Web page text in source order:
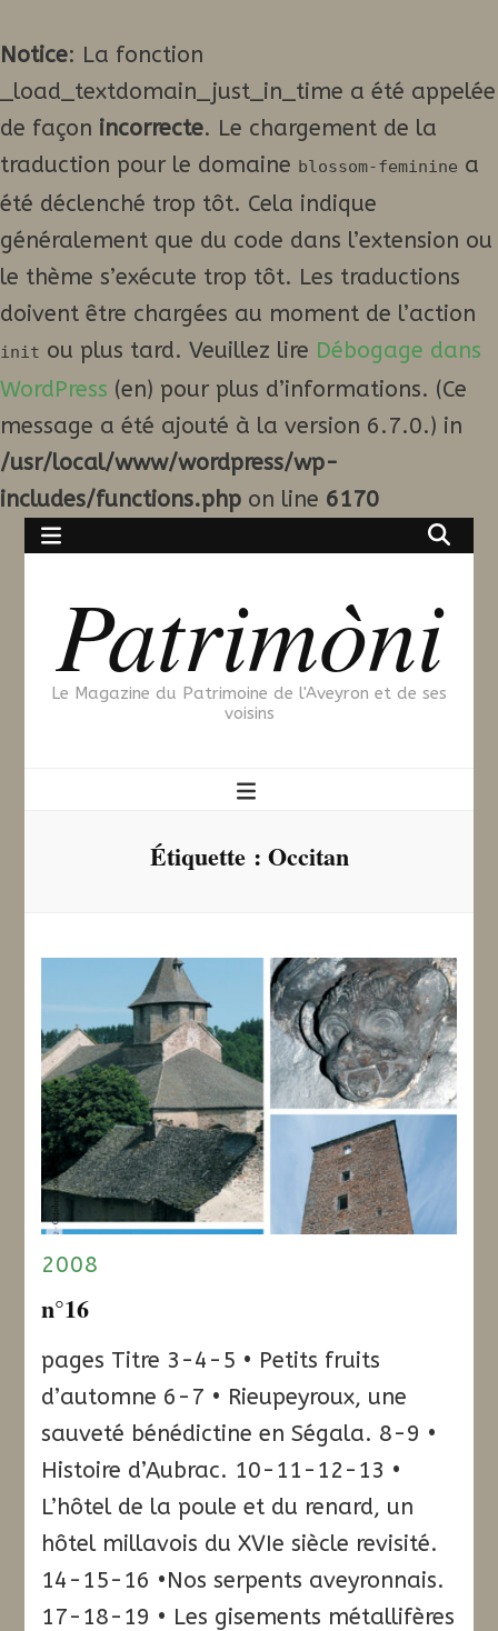
Notice: La fonction
_load_textdomain_just_in_time a été appelée
de façon incorrecte. Le chargement de la
traduction pour le domaine blossom-feminine a
été déclenché trop tôt. Cela indique
généralement que du code dans l’extension ou
le thème s’exécute trop tôt. Les traductions
doivent être chargées au moment de l’action
init ou plus tard. Veuillez lire Débogage dans
WordPress (en) pour plus d’informations. (Ce
message a été ajouté à la version 6.7.0.) in
/usr/local/www/wordpress/wp-
includes/functions.php on line 6170
Patrimòni
Le Magazine du Patrimoine de l'Aveyron et de ses
voisins
Étiquette : Occitan
2008
n°16
pages Titre 3-4-5 • Petits fruits
d’automne 6-7 • Rieupeyroux, une
sauveté bénédictine en Ségala. 8-9 •
Histoire d’Aubrac. 10-11-12-13 •
L’hôtel de la poule et du renard, un
hôtel millavois du XVIe siècle revisité.
14-15-16 •Nos serpents aveyronnais.
17-18-19 • Les gisements métallifères